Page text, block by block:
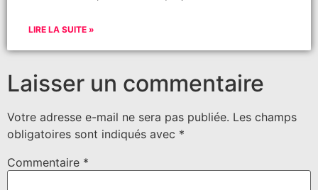
LIRE LA SUITE »
Laisser un commentaire
Votre adresse e-mail ne sera pas publiée. Les champs
obligatoires sont indiqués avec *
Commentaire *